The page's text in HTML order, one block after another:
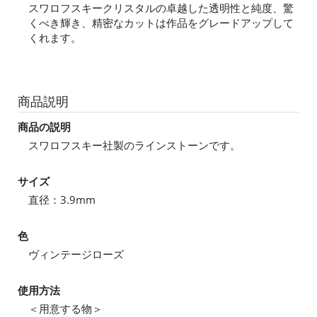
スワロフスキークリスタルの卓越した透明性と純度、驚
くべき輝き、精密なカットは作品をグレードアップして
くれます。
商品説明
商品の説明
スワロフスキー社製のラインストーンです。
サイズ
直径：3.9mm
色
ヴィンテージローズ
使用方法
＜用意する物＞